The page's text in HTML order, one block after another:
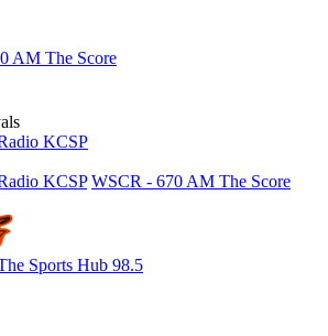
AM The Score
KCSP
KCSP WSCR - 670 AM The Score
Sports Hub 98.5